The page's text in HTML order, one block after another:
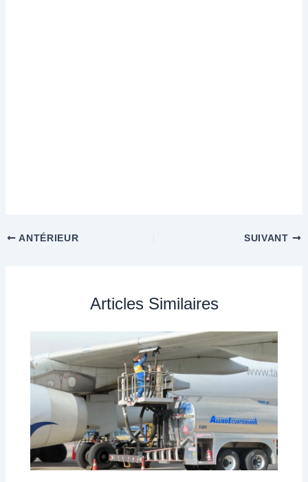
ANTÉRIEUR SUIVANT
Articles Similaires